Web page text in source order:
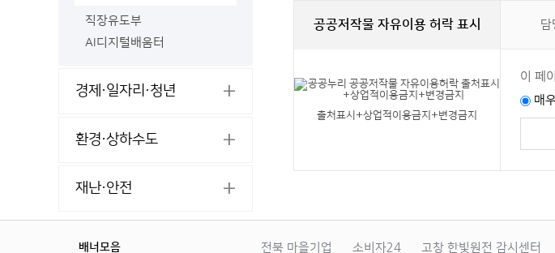
직장유도부
AI디지털배움터
경제·일자리·청년
환경·상하수도
재난·안전
공공저작물 자유이용 허락 표시
출처표시+상업적이용금지+변경금지
이 페
매
배너모음 전북 마을기업 소비자24 고창 한빛원전 감시센터